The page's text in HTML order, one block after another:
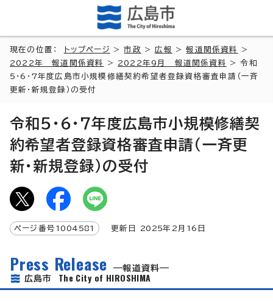
現在の位置： トップページ >市政 >広報 >報道関係資料
>
2022年 報道関係資料
> 2022年9月 報道関係資料
> 令和
5・6・7年度広島市小規模修繕契約希望者登録資格審査申請（一斉
更新・新規登録）の受付
令和5・6・7年度広島市小規模修繕契
約希望者登録資格審査申請（一斉更
新・新規登録）の受付
ページ番号 1004581 更新日 2025年2月 16 日
Press Release
報道資料
広島市 The City of HIROSHIMA